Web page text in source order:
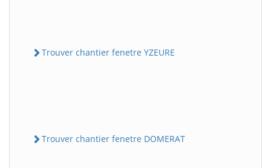
Trouver chantier fenetre YZEURE
Trouver chantier fenetre DOMERAT